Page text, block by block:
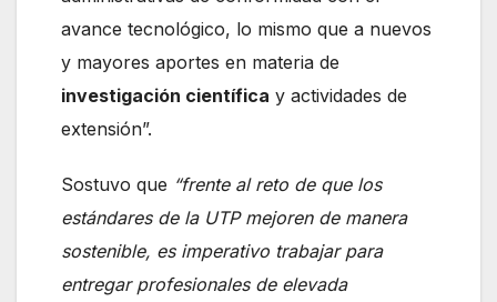
avance tecnológico, lo mismo que a nuevos
y mayores aportes en materia de
investigación científica y actividades de
extensión”.
Sostuvo que “frente al reto de que los
estándares de la UTP mejoren de manera
sostenible, es imperativo trabajar para
entregar profesionales de elevada